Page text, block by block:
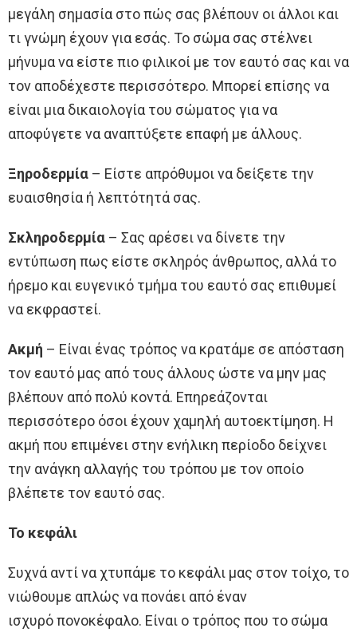
μεγάλη σημασία στο πώς σας βλέπουν οι άλλοι και
τι γνώμη έχουν για εσάς. Το σώμα σας στέλνει
μήνυμα να είστε πιο φιλικοί με τον εαυτό σας και να
τον αποδέχεστε περισσότερο. Μπορεί επίσης να
είναι μια δικαιολογία του σώματος για να
αποφύγετε να αναπτύξετε επαφή με άλλους.
Ξηροδερμία – Είστε απρόθυμοι να δείξετε την
ευαισθησία ή λεπτότητά σας.
Σκληροδερμία – Σας αρέσει να δίνετε την
εντύπωση πως είστε σκληρός άνθρωπος, αλλά το
ήρεμο και ευγενικό τμήμα του εαυτό σας επιθυμεί
να εκφραστεί.
Ακμή – Είναι ένας τρόπος να κρατάμε σε απόσταση
τον εαυτό μας από τους άλλους ώστε να μην μας
βλέπουν από πολύ κοντά. Επηρεάζονται
περισσότερο όσοι έχουν χαμηλή αυτοεκτίμηση. Η
ακμή που επιμένει στην ενήλικη περίοδο δείχνει
την ανάγκη αλλαγής του τρόπου με τον οποίο
βλέπετε τον εαυτό σας.
Το κεφάλι
Συχνά αντί να χτυπάμε το κεφάλι μας στον τοίχο, το
νιώθουμε απλώς να πονάει από έναν
ισχυρό πονοκέφαλο. Είναι ο τρόπος που το σώμα